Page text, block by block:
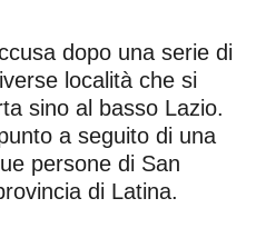
dopo una serie di
località che si
sino al basso Lazio.
a seguito di una
persone di San
di Latina.